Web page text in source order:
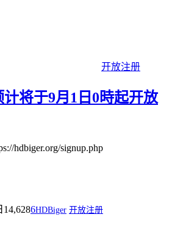
开放注册
计将于9月1日0時起开放
hdbiger.org/signup.php
14,6286HDBiger 开放注册